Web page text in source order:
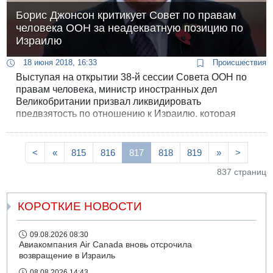
Борис Джонсон критикует Совет по правам
человека ООН за неадекватную позицию по
Израилю
18 июня 2018, 16:33 Происшествия
Выступая на открытии 38-й сессии Совета ООН по
правам человека, министр иностранных дел
Великобритании призвал ликвидировать
предвзятость по отношению к Израилю, которая
< « 815 816 817 818 819 » >
837 страниц
КОРОТКИЕ НОВОСТИ
09.08.2026 08:30
Авиакомпания Air Canada вновь отсрочила
возвращение в Израиль